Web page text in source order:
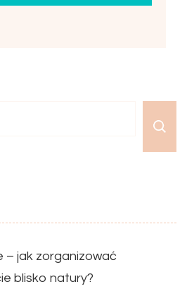
– jak zorganizować
blisko natury?